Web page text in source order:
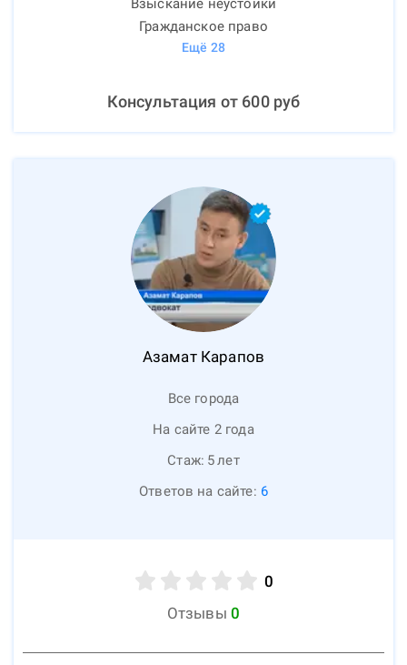
Взыскание неустойки
Гражданское право
Ещё 28
Консультация от 600руб
Азамат Карапов
Все города
На сайте 2 года
Стаж: 5лет
Ответов на сайте: 6
0
Отзывы 0